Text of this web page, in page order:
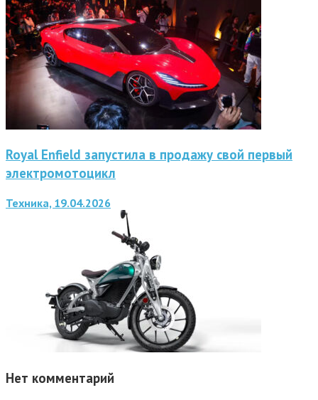
Royal Enfield запустила в продажу свой первый
электромотоцикл
Техника, 19.04.2026
Нет комментарий